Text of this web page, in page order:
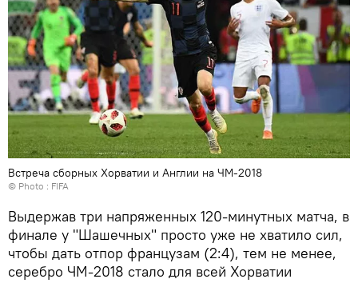
Встреча сборных Хорватии и Англии на ЧМ-2018
© Photo : FIFA
Выдержав три напряженных 120-минутных матча, в
финале у "Шашечных" просто уже не хватило сил,
чтобы дать отпор французам (2:4), тем не менее,
серебро ЧМ-2018 стало для всей Хорватии